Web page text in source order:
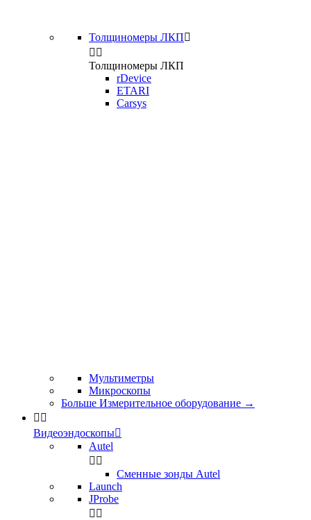
Толщиномеры ЛКП
 
Толщиномеры ЛКП
rDevice
ETARI
Carsys
Мультиметры
Микроскопы
Больше Измерительное оборудование →
 
Видеоэндоскопы
Autel
 
Сменные зонды Autel
Launch
JProbe
 